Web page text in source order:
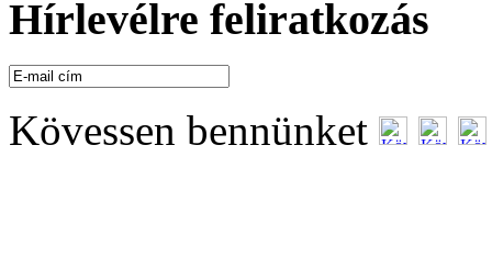
Hírlevélre feliratkozás
Kövessen bennünket